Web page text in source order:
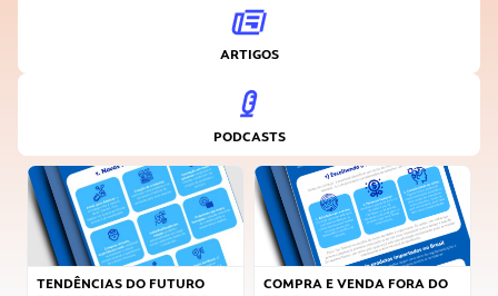
ARTIGOS
PODCASTS
TENDÊNCIAS DO FUTURO
COMPRA E VENDA FORA DO